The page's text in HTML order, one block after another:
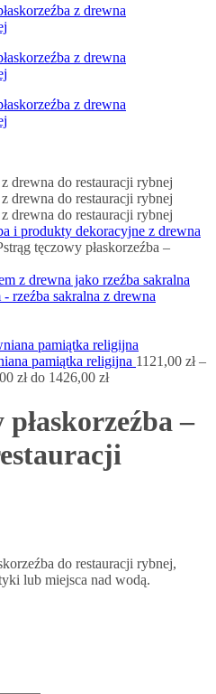
i produkty dekoracyjne z drewna
tęczowy płaskorzeźba –
rzeźba sakralna z drewna
pamiątka religijna 1121,00 zł –
zł do 1426,00 zł
–
do restauracji rybnej,
lub miejsca nad wodą.